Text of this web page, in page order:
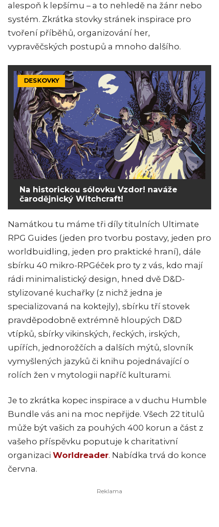
alespoň k lepšímu – a to nehledě na žánr nebo
systém. Zkrátka stovky stránek inspirace pro
tvoření příběhů, organizování her,
vypravěčských postupů a mnoho dalšího.
DESKOVKY
Na historickou sólovku Vzdor! naváže
čarodějnický Witchcraft!
Namátkou tu máme tři díly titulních Ultimate
RPG Guides (jeden pro tvorbu postavy, jeden pro
worldbuidling, jeden pro praktické hraní), dále
sbírku 40 mikro-RPGéček pro ty z vás, kdo mají
rádi minimalistický design, hned dvě D&D-
stylizované kuchařky (z nichž jedna je
specializovaná na koktejly), sbírku tří stovek
pravděpodobně extrémně hloupých D&D
vtípků, sbírky vikinských, řeckých, irských,
upířích, jednorožčích a dalších mýtů, slovník
vymyšlených jazyků či knihu pojednávající o
rolích žen v mytologii napříč kulturami.
Je to zkrátka kopec inspirace a v duchu Humble
Bundle vás ani na moc nepřijde. Všech 22 titulů
může být vašich za pouhých 400 korun a část z
vašeho příspěvku poputuje k charitativní
organizaci Worldreader. Nabídka trvá do konce
června.